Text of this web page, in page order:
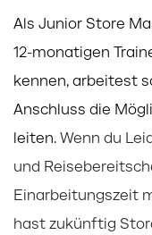
Als Junior Store
12-monatigen
kennen, arbeitest
Anschluss die
leiten. Wenn du
und
Einarbeitungszeit
hast zukünftig